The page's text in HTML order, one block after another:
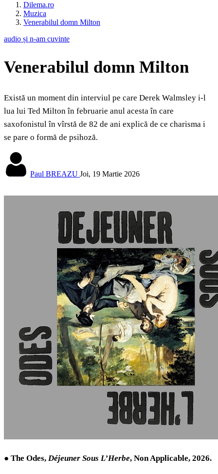
Dilema.ro
Muzica
Venerabilul domn Milton
audio și n-am cuvinte
Venerabilul domn Milton
Există un moment din interviul pe care Derek Walmsley i-l
lua lui Ted Milton în februarie anul acesta în care
saxofonistul în vîrstă de 82 de ani explică de ce charisma i
se pare o formă de psihoză.
Paul BREAZU Joi, 19 Martie 2026
● The Odes, Déjeuner Sous L’Herbe, Non Applicable, 2026.